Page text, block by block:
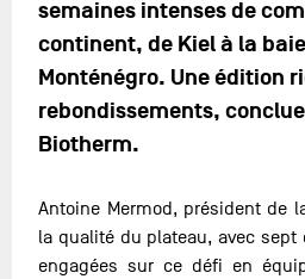
semaines intenses de
continent, de Kiel à la
Monténégro. Une édition
rebondissements,
Biotherm.
Antoine Mermod, président de
la qualité du plateau, avec sept
engagées sur ce défi en